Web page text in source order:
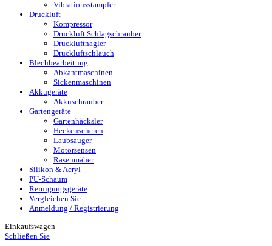
Vibrationsstampfer
Druckluft
Kompressor
Druckluft Schlagschrauber
Druckluftnagler
Druckluftschlauch
Blechbearbeitung
Abkantmaschinen
Sickenmaschinen
Akkugeräte
Akkuschrauber
Gartengeräte
Gartenhäcksler
Heckenscheren
Laubsauger
Motorsensen
Rasenmäher
Silikon & Acryl
PU-Schaum
Reinigungsgeräte
Vergleichen Sie
Anmeldung / Registrierung
Einkaufswagen
Schließen Sie